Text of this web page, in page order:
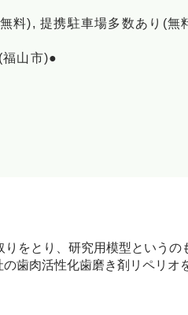
料), 提携駐車場多数あり(無
山市)●
をとり、研究用模型というの
歯肉活性化歯磨き剤リペリ